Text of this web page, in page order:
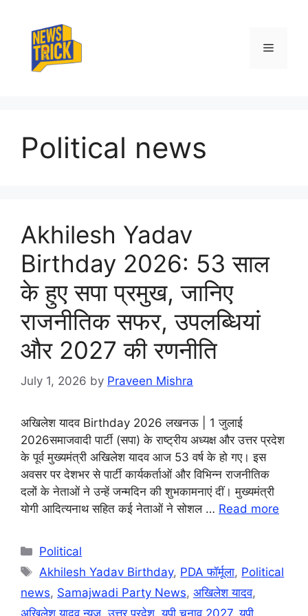
content
Menu
Political news
Akhilesh Yadav
Birthday 2026: 53 साल
के हुए सपा प्रमुख, जानिए
राजनीतिक सफर, उपलब्धियां
और 2027 की रणनीति
July 1, 2026 by Praveen Mishra
अखिलेश यादव Birthday 2026 लखनऊ | 1 जुलाई
2026समाजवादी पार्टी (सपा) के राष्ट्रीय अध्यक्ष और उत्तर प्रदेश
के पूर्व मुख्यमंत्री अखिलेश यादव आज 53 वर्ष के हो गए। इस
अवसर पर देशभर से पार्टी कार्यकर्ताओं और विभिन्न राजनीतिक
दलों के नेताओं ने उन्हें जन्मदिन की शुभकामनाएं दीं। मुख्यमंत्री
योगी आदित्यनाथ सहित कई नेताओं ने सोशल … Read more
Categories
Political
Tags
Akhilesh Yadav Birthday, PDA फॉर्मूला, Political
news, Samajwadi Party News, अखिलेश यादव,
अखिलेश यादव न्यूज़,उत्तर प्रदेश,यूपी चुनाव 2027,यूपी